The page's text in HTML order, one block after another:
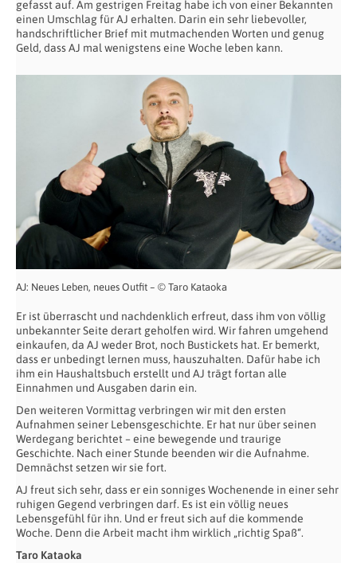
gefasst auf. Am gestrigen Freitag habe ich von einer Bekannten
einen Umschlag für AJ erhalten. Darin ein sehr liebevoller,
handschriftlicher Brief mit mutmachenden Worten und genug
Geld, dass AJ mal wenigstens eine Woche leben kann.
AJ: Neues Leben, neues Outfit – © Taro Kataoka
Er ist überrascht und nachdenklich erfreut, dass ihm von völlig
unbekannter Seite derart geholfen wird. Wir fahren umgehend
einkaufen, da AJ weder Brot, noch Bustickets hat. Er bemerkt,
dass er unbedingt lernen muss, hauszuhalten. Dafür habe ich
ihm ein Haushaltsbuch erstellt und AJ trägt fortan alle
Einnahmen und Ausgaben darin ein.
Den weiteren Vormittag verbringen wir mit den ersten
Aufnahmen seiner Lebensgeschichte. Er hat nur über seinen
Werdegang berichtet – eine bewegende und traurige
Geschichte. Nach einer Stunde beenden wir die Aufnahme.
Demnächst setzen wir sie fort.
AJ freut sich sehr, dass er ein sonniges Wochenende in einer sehr
ruhigen Gegend verbringen darf. Es ist ein völlig neues
Lebensgefühl für ihn. Und er freut sich auf die kommende
Woche. Denn die Arbeit macht ihm wirklich „richtig Spaß“.
Taro Kataoka